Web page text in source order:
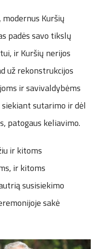
Kuršių
padės savo tikslų
ir Kuršių nerijos
už rekonstrukcijos
ir savivaldybėms
sutarimo ir dėl
patogaus keliavimo.
ir kitoms
ir kitoms
susisiekimo
sakė